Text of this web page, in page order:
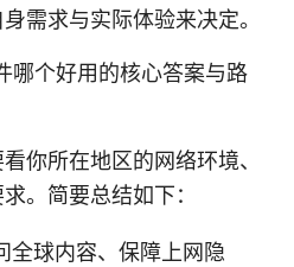
需求与实际体验来决定。
个好用的核心答案与路
你所在地区的网络环境、
。简要总结如下：
全球内容、保障上网隐